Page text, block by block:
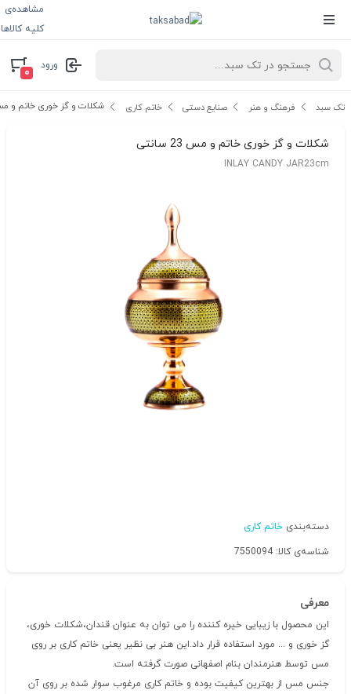
مشاهده‌ی
کلیه کالاها
ورود
۰
تک سبد فرهنگ و هنر صنایع دستی خاتم کاری شکلات و گز خوری خاتم و مس 23
شکلات و گز خوری خاتم و مس 23 سانتی
INLAY CANDY JAR23cm
دسته‌بندی خاتم کاری
شناسه‌ی کالا: 7550094
معرفی
این محصول با زیبایی خیره کننده را می توان به عنوان قندان،شکلات خوری،
گز خوری و ... مورد استفاده قرار داد.این هنر بی نظیر یعنی خاتم کاری بر روی
مس توسط هنرمندان بنام اصفهانی صورت گرفته است.
جنس مس از بهترین کیفیت بوده و خاتم کاری مرغوب سوار شده بر روی آن